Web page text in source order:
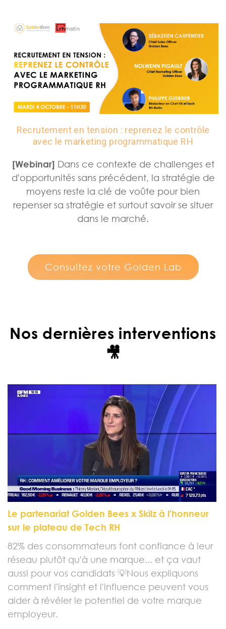
Recrutement en tension : reprenez le contrôle
avec le marketing programmatique RH
[Webinar] Dans ce contexte de challenges et
d'opportunités sans précédent, la stratégie de
moyens reste la clé de voûte pour bien
repenser sa stratégie et surtout savoir se situer
dans le marché.
Consultez votre Golden Lab
Nos dernières interventions
🎥
Le partenariat Golden Bees x Skilz à l'honneur
sur le plateau de Tech RH
82% des consommateurs font confiance à leur
réseau plutôt qu'à une marque... et ça vaut
aussi pour vos candidats 💡Nous expliquons
comment l'insight et l'influence peuvent vous
aider à révéler le potentiel de votre marque
employeur.